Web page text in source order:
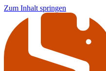
Zum Inhalt springen